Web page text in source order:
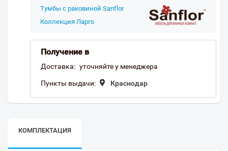
Тумбы с раковиной Sanflor
Коллекция Ларго
Получение в
Доставка: уточняйте у менеджера
Пункты выдачи: Краснодар
КОМПЛЕКТАЦИЯ